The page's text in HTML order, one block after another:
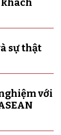
khách
sự thật
với